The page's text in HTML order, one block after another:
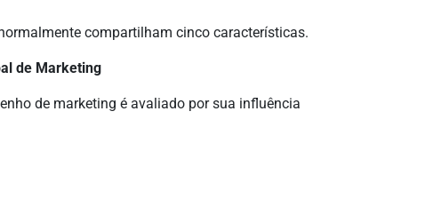
compartilham cinco características.
de Marketing
de marketing é avaliado por sua influência